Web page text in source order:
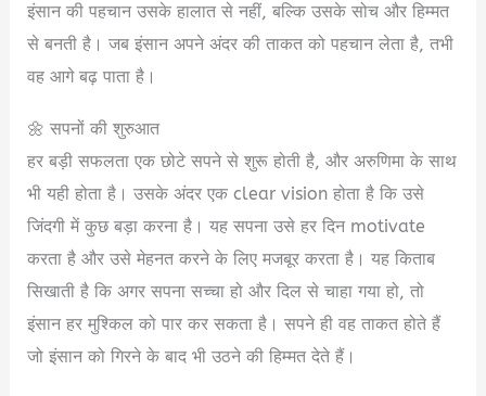
इंसान की पहचान उसके हालात से नहीं, बल्कि उसके सोच और हिम्मत
से बनती है। जब इंसान अपने अंदर की ताकत को पहचान लेता है, तभी
वह आगे बढ़ पाता है।
🌼 सपनों की शुरुआत
हर बड़ी सफलता एक छोटे सपने से शुरू होती है, और अरुणिमा के साथ
भी यही होता है। उसके अंदर एक clear vision होता है कि उसे
जिंदगी में कुछ बड़ा करना है। यह सपना उसे हर दिन motivate
करता है और उसे मेहनत करने के लिए मजबूर करता है। यह किताब
सिखाती है कि अगर सपना सच्चा हो और दिल से चाहा गया हो, तो
इंसान हर मुश्किल को पार कर सकता है। सपने ही वह ताकत होते हैं
जो इंसान को गिरने के बाद भी उठने की हिम्मत देते हैं।